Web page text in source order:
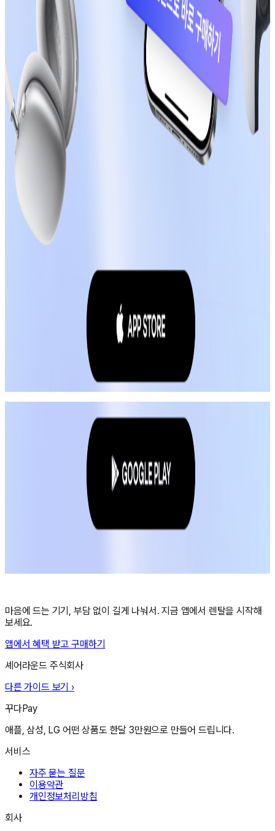
마음에 드는 기기, 부담 없이 길게 나눠서. 지금 앱에서 렌탈을 시작해
보세요.
앱에서 혜택 받고 구매하기
셰어라운드 주식회사
다른 가이드 보기 ›
꾸다Pay
애플, 삼성, LG 어떤 상품도 한달 3만원으로 만들어 드립니다.
서비스
자주 묻는 질문
이용약관
개인정보처리방침
회사